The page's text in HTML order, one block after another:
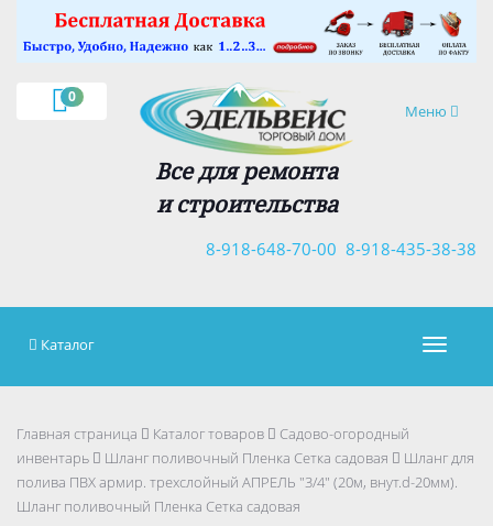
0
Навигация
Меню
Все для ремонта
и строительства
8-918-435-38-38
8-918-648-70-00
×
Каталог
Главная страница Каталог товаров
Садово-огородный
инвентарь
Шланг поливочный Пленка Сетка садовая
Шланг для
полива ПВХ армир. трехслойный АПРЕЛЬ "3/4" (20м, внут.d-20мм).
Шланг поливочный Пленка Сетка садовая